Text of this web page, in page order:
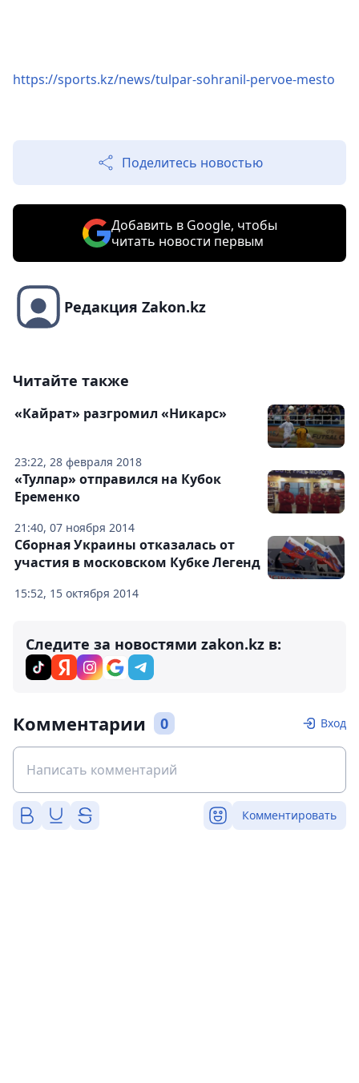
https://sports.kz/news/tulpar-sohranil-pervoe-mesto
Поделитесь новостью
Добавить в Google, чтобы
читать новости первым
Редакция Zakon.kz
Читайте также
23:22, 28 февраля 2018
«Кайрат» разгромил «Никарс»
21:40, 07 ноября 2014
«Тулпар» отправился на Кубок
Еременко
15:52, 15 октября 2014
Сборная Украины отказалась от
участия в московском Кубке Легенд
Следите за новостями zakon.kz в:
Комментарии 0 Вход
Комментировать